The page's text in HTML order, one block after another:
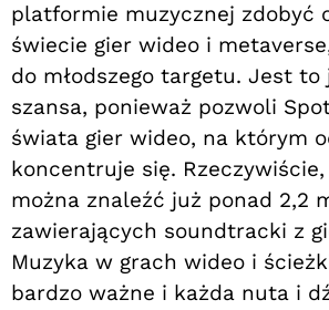
platformie muzycznej zdobyć
świecie gier wideo i
do młodszego targetu. Jest
szansa, ponieważ pozwoli
świata gier wideo, na którym
koncentruje się.
można znaleźć już ponad 2,2
zawierających soundtracki z
Muzyka w grach wideo i
bardzo ważne i każda nuta i